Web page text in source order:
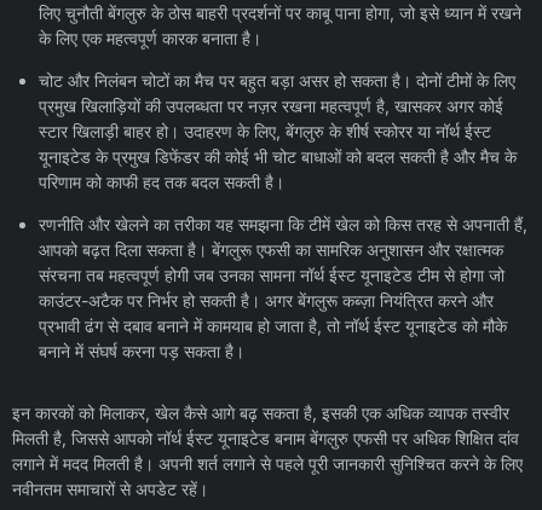
लिए चुनौती बेंगलुरु के ठोस बाहरी प्रदर्शनों पर काबू पाना होगा, जो इसे ध्यान में रखने
के लिए एक महत्वपूर्ण कारक बनाता है।
चोट और निलंबन चोटों का मैच पर बहुत बड़ा असर हो सकता है। दोनों टीमों के लिए
प्रमुख खिलाड़ियों की उपलब्धता पर नज़र रखना महत्वपूर्ण है, खासकर अगर कोई
स्टार खिलाड़ी बाहर हो। उदाहरण के लिए, बेंगलुरु के शीर्ष स्कोरर या नॉर्थ ईस्ट
यूनाइटेड के प्रमुख डिफेंडर की कोई भी चोट बाधाओं को बदल सकती है और मैच के
परिणाम को काफी हद तक बदल सकती है।
रणनीति और खेलने का तरीका यह समझना कि टीमें खेल को किस तरह से अपनाती हैं,
आपको बढ़त दिला सकता है। बेंगलुरू एफसी का सामरिक अनुशासन और रक्षात्मक
संरचना तब महत्वपूर्ण होगी जब उनका सामना नॉर्थ ईस्ट यूनाइटेड टीम से होगा जो
काउंटर-अटैक पर निर्भर हो सकती है। अगर बेंगलुरू कब्ज़ा नियंत्रित करने और
प्रभावी ढंग से दबाव बनाने में कामयाब हो जाता है, तो नॉर्थ ईस्ट यूनाइटेड को मौके
बनाने में संघर्ष करना पड़ सकता है।
इन कारकों को मिलाकर, खेल कैसे आगे बढ़ सकता है, इसकी एक अधिक व्यापक तस्वीर
मिलती है, जिससे आपको नॉर्थ ईस्ट यूनाइटेड बनाम बेंगलुरु एफसी पर अधिक शिक्षित दांव
लगाने में मदद मिलती है। अपनी शर्त लगाने से पहले पूरी जानकारी सुनिश्चित करने के लिए
नवीनतम समाचारों से अपडेट रहें।